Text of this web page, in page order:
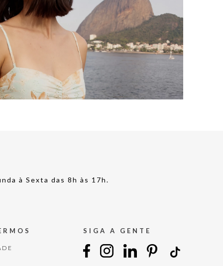
à Sexta das 8h às 17h.
SIGA A GENTE